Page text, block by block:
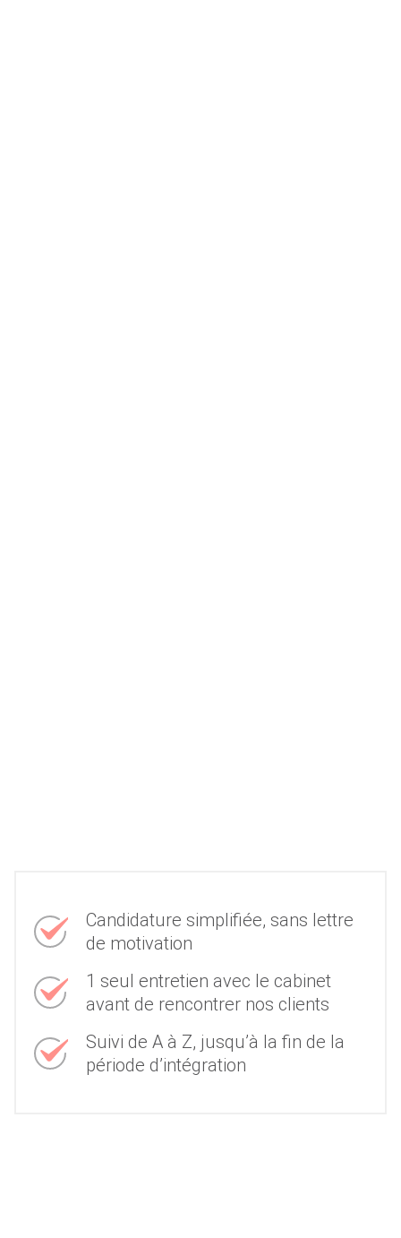
Candidature simplifiée, sans lettre
de motivation
1 seul entretien avec le cabinet
avant de rencontrer nos clients
Suivi de A à Z, jusqu’à la fin de la
période d’intégration